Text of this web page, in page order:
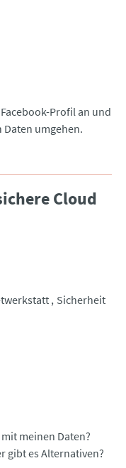
Profil an und
umgehen.
Cloud
Sicherheit
meinen Daten?
gibt es Alternativen?